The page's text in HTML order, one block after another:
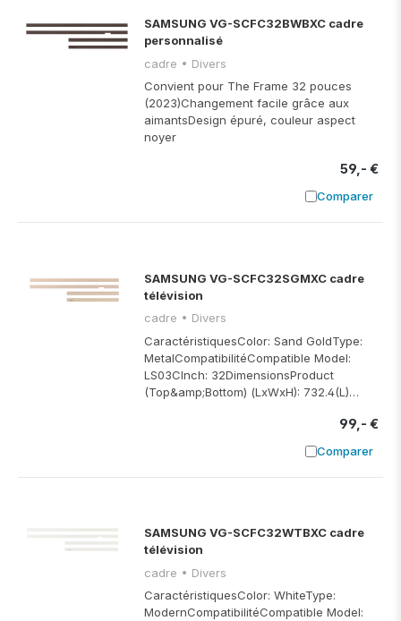
SAMSUNG VG-SCFC32BWBXC cadre
personnalisé
cadre • Divers
Convient pour The Frame 32 pouces
(2023)Changement facile grâce aux
aimantsDesign épuré, couleur aspect
noyer
59,- €
Comparer
Ajouter à
SAMSUNG VG-SCFC32SGMXC cadre
télévision
cadre • Divers
CaractéristiquesColor: Sand GoldType:
MetalCompatibilitéCompatible Model:
LS03CInch: 32DimensionsProduct
(Top&amp;Bottom) (LxWxH): 732.4(L)…
99,- €
Comparer
Ajouter à
SAMSUNG VG-SCFC32WTBXC cadre
télévision
cadre • Divers
CaractéristiquesColor: WhiteType:
ModernCompatibilitéCompatible Model: